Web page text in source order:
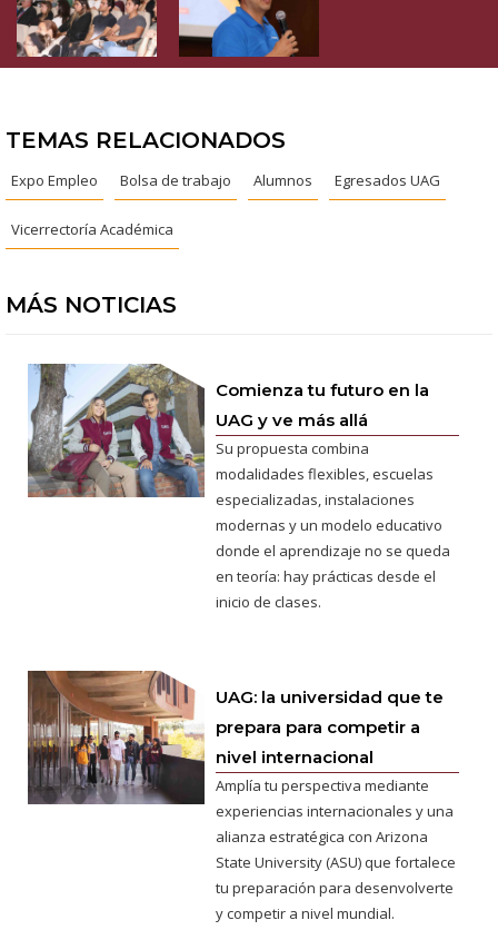
TEMAS RELACIONADOS
Expo Empleo Bolsa de trabajo Alumnos Egresados UAG
Vicerrectoría Académica
MÁS NOTICIAS
Comienza tu futuro en la
UAG y ve más allá
Su propuesta combina
modalidades flexibles, escuelas
especializadas, instalaciones
modernas y un modelo educativo
donde el aprendizaje no se queda
en teoría: hay prácticas desde el
inicio de clases.
UAG: la universidad que te
prepara para competir a
nivel internacional
Amplía tu perspectiva mediante
experiencias internacionales y una
alianza estratégica con Arizona
State University (ASU) que fortalece
tu preparación para desenvolverte
y competir a nivel mundial.